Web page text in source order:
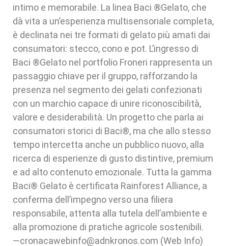
intimo e memorabile. La linea Baci ®Gelato, che
dà vita a un’esperienza multisensoriale completa,
è declinata nei tre formati di gelato più amati dai
consumatori: stecco, cono e pot. L’ingresso di
Baci ®Gelato nel portfolio Froneri rappresenta un
passaggio chiave per il gruppo, rafforzando la
presenza nel segmento dei gelati confezionati
con un marchio capace di unire riconoscibilità,
valore e desiderabilità. Un progetto che parla ai
consumatori storici di Baci®, ma che allo stesso
tempo intercetta anche un pubblico nuovo, alla
ricerca di esperienze di gusto distintive, premium
e ad alto contenuto emozionale. Tutta la gamma
Baci® Gelato è certificata Rainforest Alliance, a
conferma dell’impegno verso una filiera
responsabile, attenta alla tutela dell’ambiente e
alla promozione di pratiche agricole sostenibili.
—cronacawebinfo@adnkronos.com (Web Info)